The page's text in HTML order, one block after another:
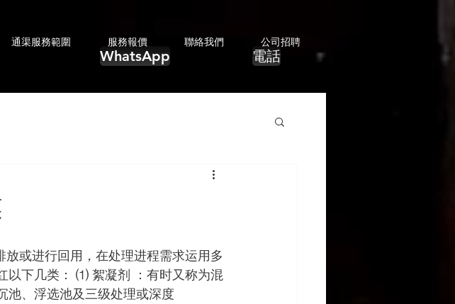
通渠服務範圍 服務報價 聯絡我們 公司招聘
WhatsApp 電話
放或进行回用，在处理进程需求运用多
以下几类： ⑴ 絮凝剂 ：有时又称为混
池、浮选池及三级处理或深度